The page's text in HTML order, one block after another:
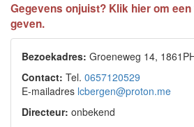
Gegevens onjuist? Klik hier om
geven.
Bezoekadres: Groeneweg 14,
Contact: Tel. 0657120529
E-mailadres lcbergen@proton.me
Directeur: onbekend